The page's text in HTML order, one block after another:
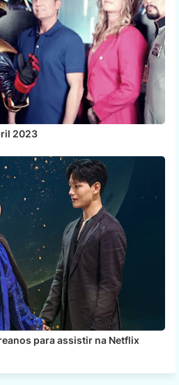
2023
para assistir na Netflix